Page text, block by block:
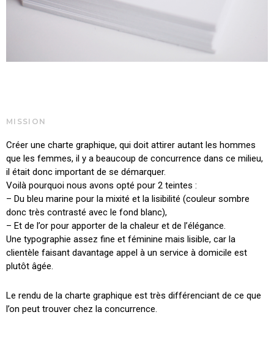
MISSION
Créer une charte graphique, qui doit attirer autant les hommes
que les femmes, il y a beaucoup de concurrence dans ce milieu,
il était donc important de se démarquer.
Voilà pourquoi nous avons opté pour 2 teintes :
– Du bleu marine pour la mixité et la lisibilité (couleur sombre
donc très contrasté avec le fond blanc),
– Et de l’or pour apporter de la chaleur et de l’élégance.
Une typographie assez fine et féminine mais lisible, car la
clientèle faisant davantage appel à un service à domicile est
plutôt âgée.
Le rendu de la charte graphique est très différenciant de ce que
l’on peut trouver chez la concurrence.